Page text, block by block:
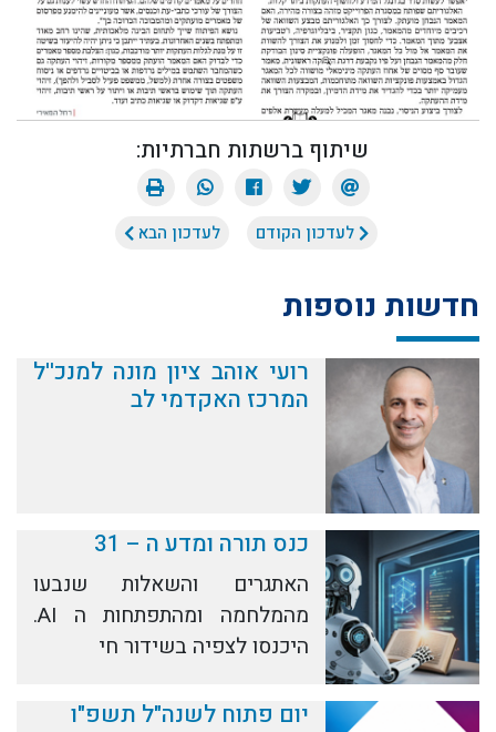
שיתוף ברשתות חברתיות:
לעדכון הקודם לעדכון הבא
חדשות נוספות
רועי אוהב ציון מונה למנכ''ל
המרכז האקדמי לב
כנס תורה ומדע ה – 31
האתגרים והשאלות שנבעו
מהמלחמה ומהתפתחות ה AI.
היכנסו לצפיה בשידור חי
יום פתוח לשנה"ל תשפ"ו